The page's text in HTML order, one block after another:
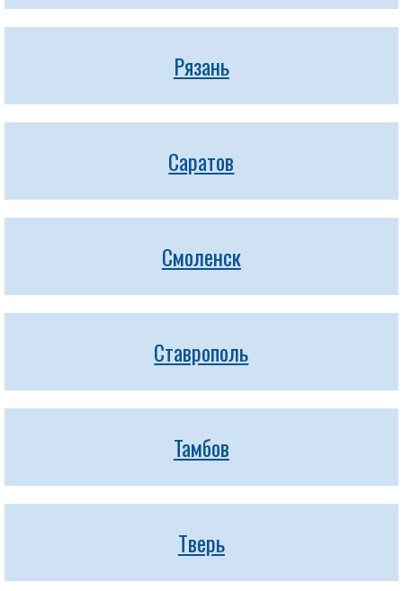
Рязань
Саратов
Смоленск
Ставрополь
Тамбов
Тверь